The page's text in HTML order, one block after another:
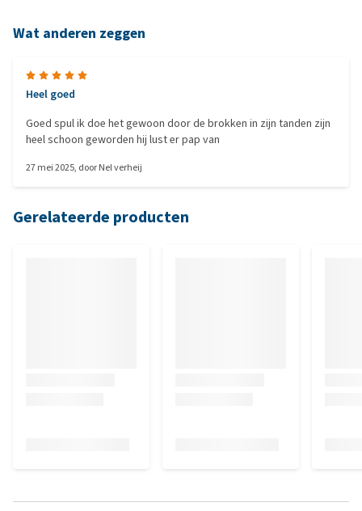
Wat anderen zeggen
Heel goed
Goed spul ik doe het gewoon door de brokken in zijn tanden zijn
heel schoon geworden hij lust er pap van
27 mei 2025, doorNel verheij
Gerelateerde producten